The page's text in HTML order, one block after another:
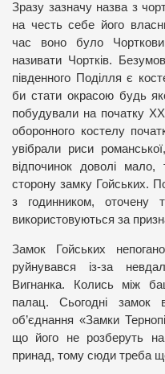
Зразу зазначу назва з
на честь себе його
час воно було
називати Чортків.
південного Поділля є
би стати окрасою будь
побудували на початку ХХ
оборонного костелу
увібрали риси
відпочинок доволі
сторону замку Гойських.
з годинником, оточену
використовуються за
Замок Гойських
руйнувався із-за
Вигнанка. Колись між
палац. Сьогодні замок
об’єднання «Замки
що його не розберуть на
принад, тому сюди треба